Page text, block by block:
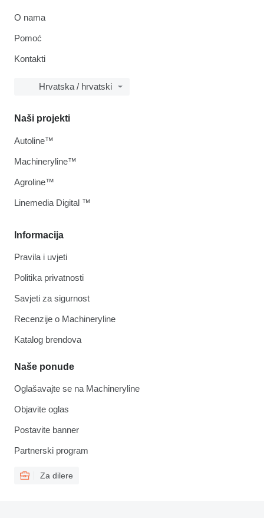
O nama
Pomoć
Kontakti
Hrvatska / hrvatski
Informacija
Pravila i uvjeti
Politika privatnosti
Savjeti za sigurnost
Recenzije o Machineryline
Katalog brendova
Naše ponude
Oglašavajte se na Machineryline
Objavite oglas
Postavite banner
Partnerski program
Za dilere
Naši projekti
Autoline™
Machineryline™
Agroline™
Linemedia Digital ™